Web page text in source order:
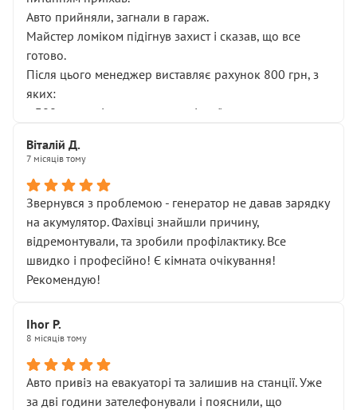
Авто прийняли, загнали в гараж.
Майстер ломіком підігнув захист і сказав, що все
готово.
Після цього менеджер виставляє рахунок 800 грн, з
яких:
• 300 грн — діагностика гальмівної системи
НЕ погоджував
послуга. Тим більше, я був поруч і жодної реальної
діагностики ходової не проводилось. Після
зауваження гроші за цю “послугу” повернули, що
лише підтвердило мою правоту.
Але головне — я виїжджаю з боксу, і скрип у гальмах
залишився таким самим, як і був. Тобто оплачена
Далі ситуація тільки погіршилась:
• сказали, що тепер “потрібно знімати колеса”
• що біля авто стояти вже не можна
• почали озвучувати купу додаткових робіт без
чіткого пояснення
Віталій Д.
7 місяців тому
Звернувся з проблемою - генератор не давав зарядку
на акумулятор. Фахівці знайшли причину,
відремонтували, та зробили профілактику. Все
швидко і професійно! Є кімната очікування!
Рекомендую!
Ihor P.
8 місяців тому
Авто привіз на евакуаторі та залишив на станції. Уже
за дві години зателефонували і пояснили, що